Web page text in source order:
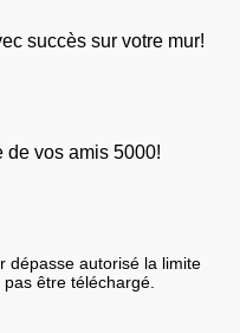
succès sur votre mur!
de vos amis 5000!
dépasse autorisé la limite
être téléchargé.